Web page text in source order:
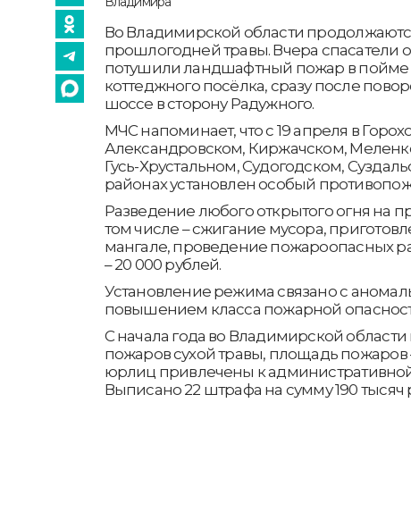
Во Владимирской области
прошлогодней травы. Вчера спасатели
потушили ландшафтный пожар в пойме
коттеджного посёлка, сразу после
шоссе в сторону Радужного.
МЧС напоминает, что с 19 апреля в
Александровском, Киржачском,
Гусь-Хрустальном, Судогодском,
районах установлен особый
Разведение любого открытого огня на
том числе – сжигание мусора,
мангале, проведение пожароопасных
– 20 000 рублей.
Установление режима связано с
повышением класса пожарной
С начала года во Владимирской
пожаров сухой травы, площадь пожаров –
юрлиц привлечены к административной
Выписано 22 штрафа на сумму 190 тысяч